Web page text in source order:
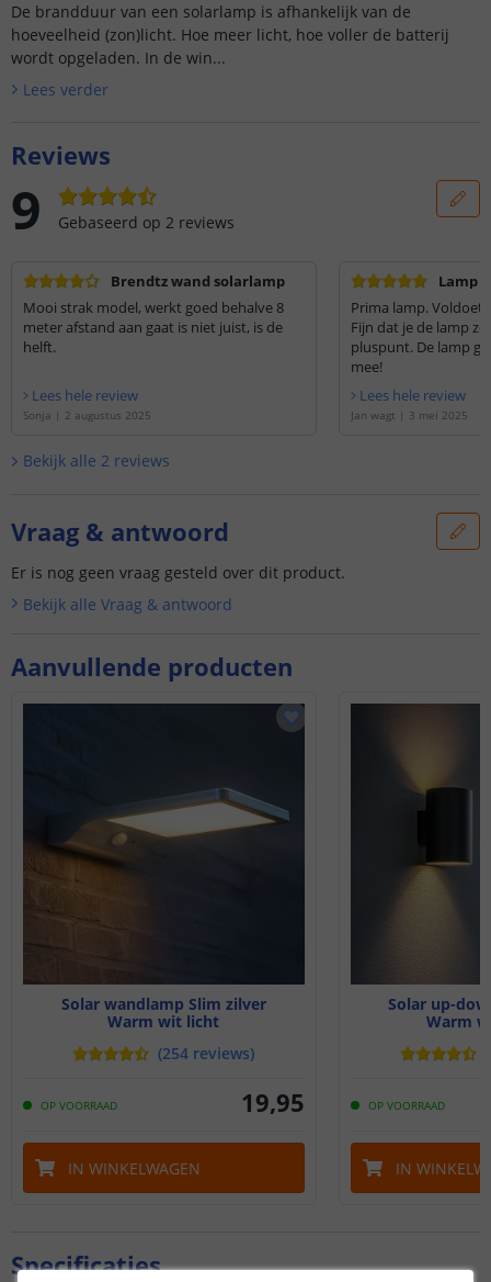
De brandduur van een solarlamp is afhankelijk van de
hoeveelheid (zon)licht. Hoe meer licht, hoe voller de batterij
wordt opgeladen. In de win...
Lees verder
Aanvullende producten
Solar wandlamp Slim zilver
Warm wit licht
(254 reviews)
OP VOORRAAD 19,95
IN WINKELWAGEN
Solar up-
Warm
OP VOORRAAD
IN
Reviews
9 Gebaseerd op 2 reviews
Brendtz wand solarlamp
Mooi strak model, werkt goed behalve 8
meter afstand aan gaat is niet juist, is de
helft.
Lees hele review
Sonja | 2 augustus 2025
Lamp
Prima lamp. Voldoet
Fijn dat je de lamp
pluspunt. De lamp
mee!
Lees hele review
Jan wagt | 3 mei 2025
Bekijk alle 2 reviews
Vraag & antwoord
Er is nog geen vraag gesteld over dit product.
Bekijk alle Vraag & antwoord
Specificaties